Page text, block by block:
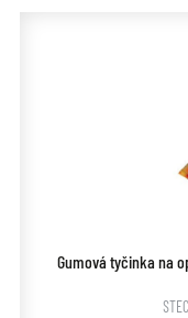
Gumová tyčinka na